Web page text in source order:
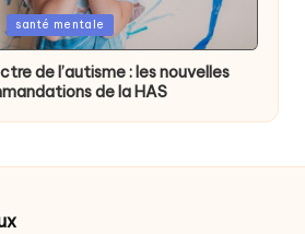
santé mentale
de l’autisme : les nouvelles
de la HAS